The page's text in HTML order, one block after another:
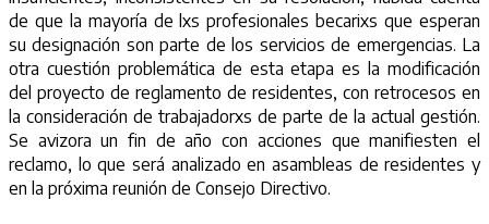
de que la mayoría de lxs profesionales becarixs que esperan
su designación son parte de los servicios de emergencias. La
otra cuestión problemática de esta etapa es la modificación
del proyecto de reglamento de residentes, con retrocesos en
la consideración de trabajadorxs de parte de la actual gestión.
Se avizora un fin de año con acciones que manifiesten el
reclamo, lo que será analizado en asambleas de residentes y
en la próxima reunión de Consejo Directivo.